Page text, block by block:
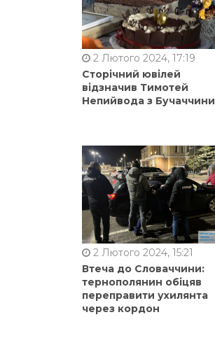
2 Лютого 2024, 17:19
Сторічний ювілей
відзначив Тимотей
Непийвода з Бучаччини
2 Лютого 2024, 15:21
Втеча до Словаччини:
тернополянин обіцяв
переправити ухилянта
через кордон